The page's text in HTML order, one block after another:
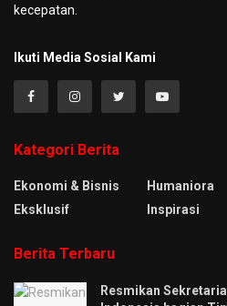
kecepatan.
Ikuti Media Sosial Kami
Kategori Berita
Ekonomi & Bisnis
Eksklusif
Humaniora
Inspirasi
Berita Terbaru
Resmikan